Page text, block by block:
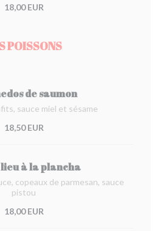
18,00 EUR
POISSONS
de saumon
sauce miel et sésame
18,50 EUR
lieu à la plancha
copeaux de parmesan, sauce
pistou
18,00 EUR